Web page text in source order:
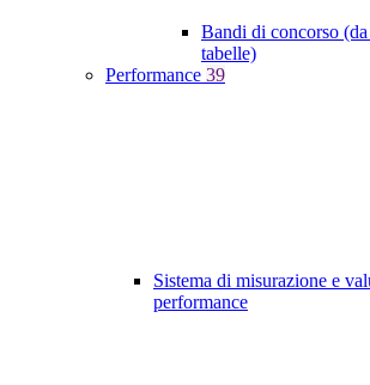
Bandi di concorso
tabelle)
Performance 39
Sistema di misurazione e
performance